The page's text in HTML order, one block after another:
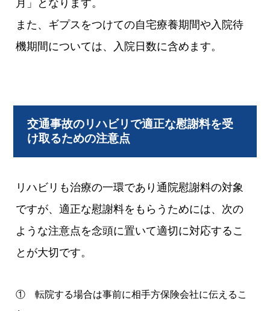
月」となります。
また、ギプスをつけての自宅療養期間や入院待
機期間については、入院日数に含めます。
交通事故のリハビリで適正な慰謝料を受
け取るための注意点
リハビリも治療の一環であり通院慰謝料の対象
ですが、適正な慰謝料をもらうためには、次の
ような注意点を念頭に置いて適切に対応するこ
とが大切です。
① 転院する場合は事前に相手方保険会社に伝えるこ